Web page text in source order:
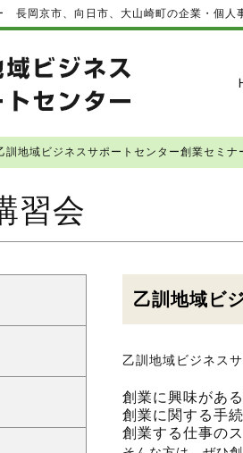
長岡京市、向日市、大山崎町の企業・個人
訓地域ビジネスサポートセンター創業セミナ
習会
乙訓地域ビ
乙訓地域ビジネス
創業に興味があ
創業に関する手
創業する仕事の